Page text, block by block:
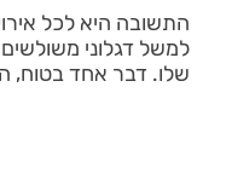
התשובה היא לכל
למשל דגלוני
שלו. דבר אחד בטוח,